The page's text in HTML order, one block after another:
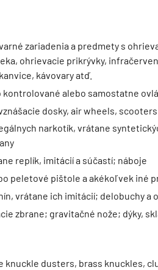
zariadenia a predmety s
ohrievacie prikrývky,
kávovary atď.
alebo samostatne
dosky, air wheels,
narkotík, vrátane
replík, imitácií a súčastí; náboje
peletové pištole a akékoľvek iné
vrátane ich imitácií; delobuchy
zbrane; gravitačné nože; dýky,
knuckle dusters, brass knuckles,